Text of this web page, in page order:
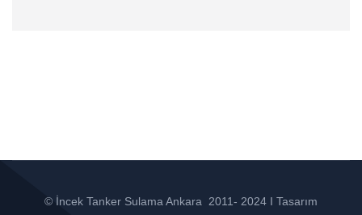
© İncek Tanker Sulama Ankara 2011- 2024 I Tasarım